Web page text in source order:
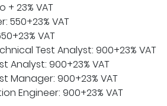
+ 23% VAT
550+23% VAT
VAT
Test Analyst: 900+23% VAT
Analyst: 900+23% VAT
Manager: 900+23% VAT
Engineer: 900+23% VAT